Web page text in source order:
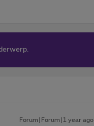
Forum|Forum|1 year ago